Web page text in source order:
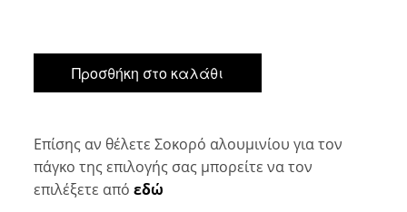
Προσθήκη στο καλάθι
Επίσης αν θέλετε Σοκορό αλουμινίου για τον
πάγκο της επιλογής σας μπορείτε να τον
επιλέξετε απόεδώ